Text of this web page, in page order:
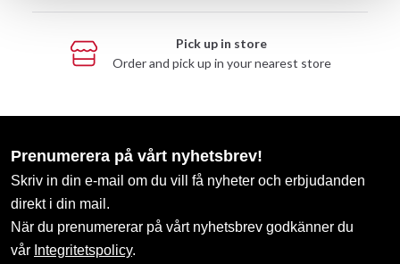
Pick up in store
Order and pick up in your nearest store
Prenumerera på vårt nyhetsbrev!
Skriv in din e-mail om du vill få nyheter och erbjudanden
direkt i din mail.
När du prenumererar på vårt nyhetsbrev godkänner du
vår Integritetspolicy.